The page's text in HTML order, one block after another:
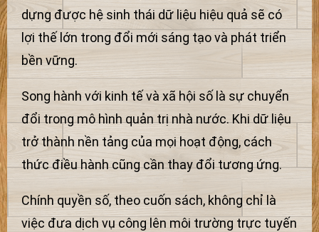
dựng được hệ sinh thái dữ liệu hiệu quả sẽ có
lợi thế lớn trong đổi mới sáng tạo và phát triển
bền vững.
Song hành với kinh tế và xã hội số là sự chuyển
đổi trong mô hình quản trị nhà nước. Khi dữ liệu
trở thành nền tảng của mọi hoạt động, cách
thức điều hành cũng cần thay đổi tương ứng.
Chính quyền số, theo cuốn sách, không chỉ là
việc đưa dịch vụ công lên môi trường trực tuyến